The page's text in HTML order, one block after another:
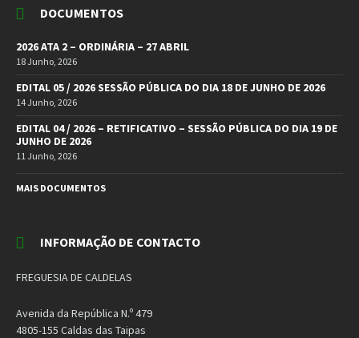
DOCUMENTOS
2026 ATA 2 – ORDINÁRIA – 27 ABRIL
18 Junho, 2026
EDITAL 05 / 2026 SESSÃO PÚBLICA DO DIA 18 DE JUNHO DE 2026
14 Junho, 2026
EDITAL 04 / 2026 – RETIFICATIVO – SESSÃO PÚBLICA DO DIA 19 DE
JUNHO DE 2026
11 Junho, 2026
MAIS DOCUMENTOS
INFORMAÇÃO DE CONTACTO
FREGUESIA DE CALDELAS
Avenida da República N.º 479
4805-155 Caldas das Taipas